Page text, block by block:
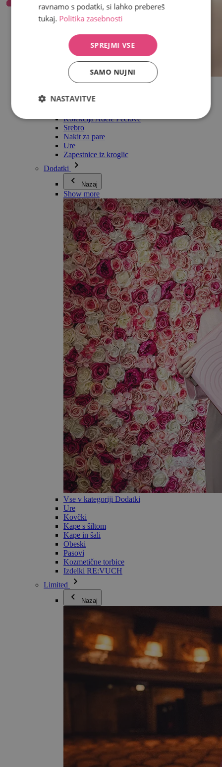
Vse v kategoriji Nakit
Zapestnice
Kolekcija Adéle Pečlové
Srebro
Nakit za pare
Ure
Zapestnice iz kroglic
Dodatki
Nazaj
Show more
Vse v kategoriji Dodatki
Ure
Kovčki
Kape s šiltom
Kape in šali
Obeski
Pasovi
Kozmetične torbice
Izdelki RE:VUCH
Limited
Nazaj
ravnamo s podatki, si lahko prebereš
tukaj. Politika zasebnosti
SPREJMI VSE
SAMO NUJNI
NASTAVITVE